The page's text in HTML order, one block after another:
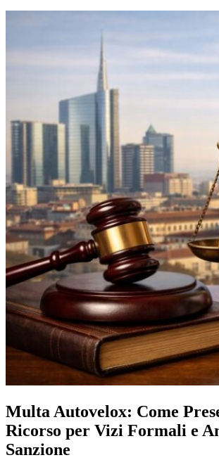
Multa Autovelox: Come
Ricorso per Vizi Formali e
Sanzione